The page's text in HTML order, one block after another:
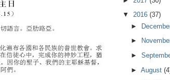
▼ 2016 (37)
►
►
►
► August